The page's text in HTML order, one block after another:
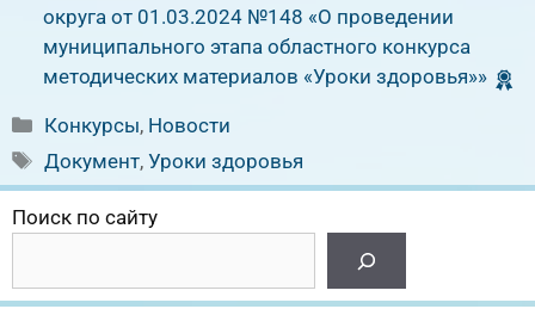
округа от 01.03.2024 №148 «О проведении
муниципального этапа областного конкурса
методических материалов «Уроки здоровья»»
Рубрики
Конкурсы, Новости
Метки
Документ,Уроки здоровья
Поиск по сайту